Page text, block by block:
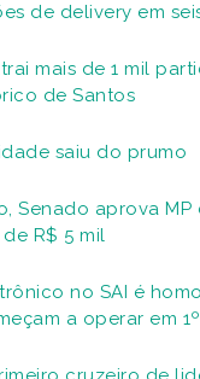
de delivery em
mais de 1 mil
de Santos
saiu do prumo
Senado aprova MP
R$ 5 mil
no SAI é
a operar em